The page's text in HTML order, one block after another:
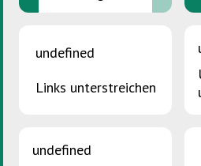
nachhaltigeres Luxemburg
und im Umweltschutz.
undefined
Links unterstreichen
undefined